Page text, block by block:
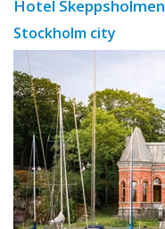
Hotel Skeppsholmen
Stockholm city